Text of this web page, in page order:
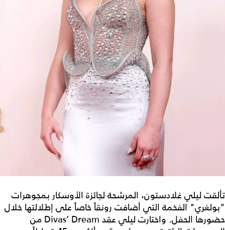
تألقت ليلي غلادستون، المرشحة لجائزة الأوسكار بمجوهرات
"بولغري" الفخمة التي أضافت رونقاً خاصاً على إطلالتها خلال
حضورها الحفل. واختارت ليلي عقد Divas’ Dream من